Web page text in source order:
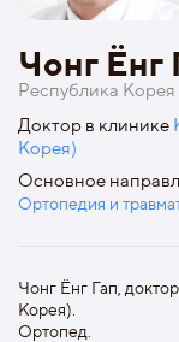
Чонг Ёнг
Республика Корея
Доктор в клинике
Корея)
Основное
Ортопедия и
Чонг Ёнг Гап,
Корея).
Ортопед.